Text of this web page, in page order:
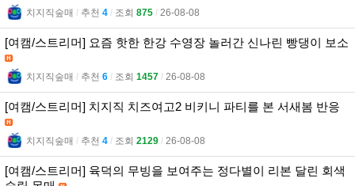
치지직숲매 l 추천 4 l 조회 875 l 26-08-08
[여캠/스트리머] 요즘 핫한 한강 수영장 놀러간 신나린 빵댕이 보소
치지직숲매 l 추천 6 l 조회 1457 l 26-08-08
[여캠/스트리머] 치지직 치즈여고2 비키니 파티를 본 서새봄 반응
치지직숲매 l 추천 4 l 조회 2129 l 26-08-08
[여캠/스트리머] 육덕의 무빙을 보여주는 정다별이 리본 달린 회색